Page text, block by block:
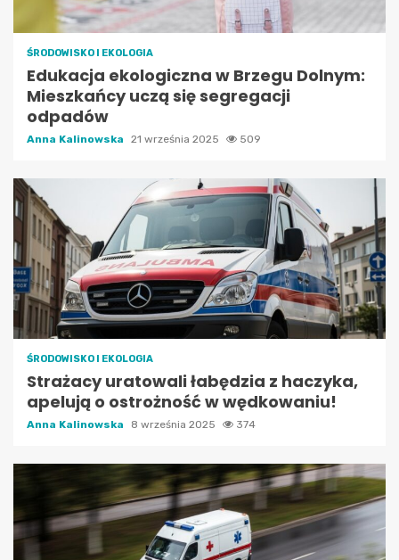
ŚRODOWISKO I EKOLOGIA
Edukacja ekologiczna w Brzegu Dolnym:
Mieszkańcy uczą się segregacji
odpadów
Anna Kalinowska 21 września 2025 509
ŚRODOWISKO I EKOLOGIA
Strażacy uratowali łabędzia z haczyka,
apelują o ostrożność w wędkowaniu!
Anna Kalinowska 8 września 2025 374